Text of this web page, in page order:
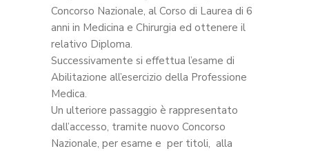
Concorso Nazionale, al Corso di Laurea di 6
anni in Medicina e Chirurgia ed ottenere il
relativo Diploma.
Successivamente si effettua l’esame di
Abilitazione all’esercizio della Professione
Medica.
Un ulteriore passaggio è rappresentato
dall’accesso, tramite nuovo Concorso
Nazionale, per esame e per titoli, alla